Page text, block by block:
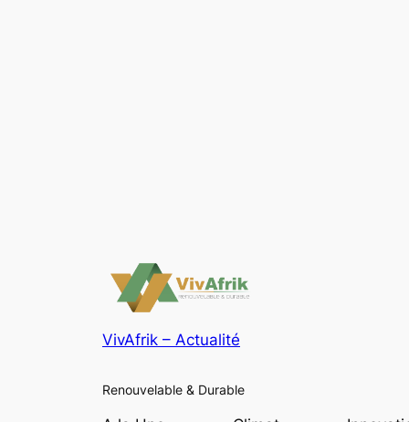
VivAfrik – Actualité
Renouvelable & Durable